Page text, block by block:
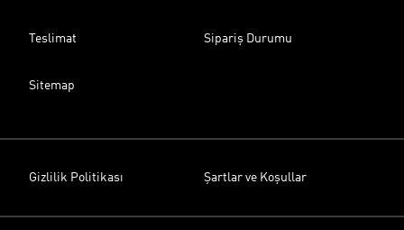
Teslimat Sipariş Durumu
Sitemap
Gizlilik Politikası Şartlar ve Koşullar